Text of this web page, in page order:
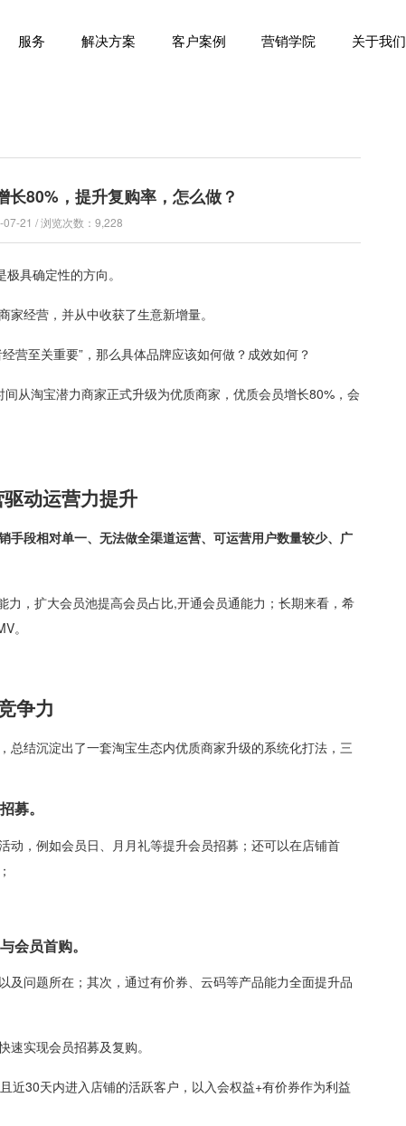
服务 解决方案 客户案例 营销学院 关于我们
长80%，提升复购率，怎么做？
21 / 浏览次数：9,228
具确定性的方向。
经营，并从中收获了生意新增量。
营至关重要”，那么具体品牌应该如何做？成效如何？
从淘宝潜力商家正式升级为优质商家，优质会员增长80%，会
动运营力提升
手段相对单一、无法做全渠道运营、可运营用户数量较少、广
，扩大会员池提高会员占比,开通会员通能力；长期来看，希
。
争力
结沉淀出了一套淘宝生态内优质商家升级的系统化打法，三
募。
动，例如会员日、月月礼等提升会员招募；还可以在店铺首
会员首购。
问题所在；其次，通过有价券、云码等产品能力全面提升品
实现会员招募及复购。
近30天内进入店铺的活跃客户，以入会权益+有价券作为利益